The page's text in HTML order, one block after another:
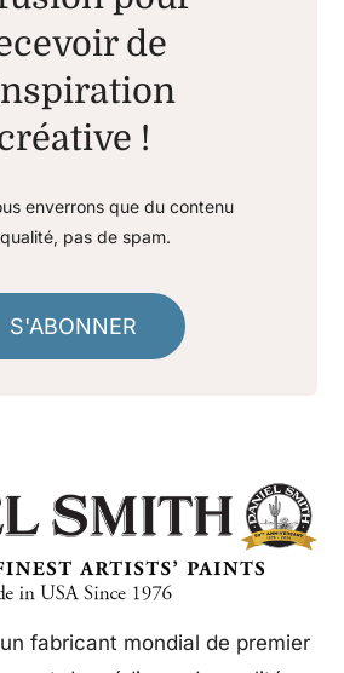
de
!
enverrons que du contenu
pas de spam.
S'ABONNER
fabricant mondial de premier